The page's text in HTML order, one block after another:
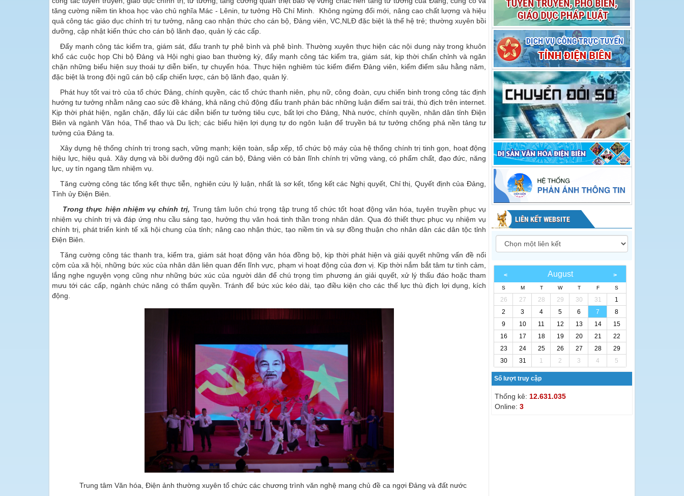
tăng cường niềm tin khoa học vào chủ nghĩa Mác - Lênin, tư tưởng Hồ Chí Minh. Không ngừng đổi mới, nâng cao chất lượng và hiệu
quả công tác giáo dục chính trị tư tưởng, nâng cao nhận thức cho cán bộ, Đảng viên, VC,NLĐ đặc biệt là thế hệ trẻ; thường xuyên bồi
dưỡng, cập nhật kiến thức cho cán bộ lãnh đạo, quản lý các cấp.
Đẩy mạnh công tác kiểm tra, giám sát, đấu tranh tự phê bình và phê bình. Thường xuyên thực hiện các nội dung này trong khuôn
khổ các cuộc họp Chi bộ Đảng và Hội nghị giao ban thường kỳ, đẩy mạnh công tác kiểm tra, giám sát, kịp thời chấn chỉnh và ngăn
chặn những biểu hiện suy thoái tự diễn biến, tự chuyển hóa. Thực hiện nghiêm túc kiểm điểm Đảng viên, kiểm điểm sâu hằng năm,
đặc biệt là trong đội ngũ cán bộ cấp chiến lược, cán bộ lãnh đạo, quản lý.
Phát huy tốt vai trò của tổ chức Đảng, chính quyền, các tổ chức thanh niên, phụ nữ, công đoàn, cựu chiến binh trong công tác định
hướng tư tưởng nhằm nâng cao sức đề kháng, khả năng chủ động đấu tranh phản bác những luận điểm sai trái, thù địch trên internet.
Kịp thời phát hiện, ngăn chặn, đẩy lùi các diễn biến tư tưởng tiêu cực, bất lợi cho Đảng, Nhà nước, chính quyền, nhân dân tỉnh Điện
Biên và ngành Văn hóa, Thể thao và Du lịch; các biểu hiện lợi dụng tự do ngôn luận để truyền bá tư tưởng chống phá nền tảng tư
tưởng của Đảng ta.
Xây dựng hệ thống chính trị trong sạch, vững mạnh; kiện toàn, sắp xếp, tổ chức bộ máy của hệ thống chính trị tinh gọn, hoạt động
hiệu lực, hiệu quả. Xây dựng và bồi dưỡng đội ngũ cán bộ, Đảng viên có bản lĩnh chính trị vững vàng, có phẩm chất, đạo đức, năng
lực, uy tín ngang tầm nhiệm vụ.
Tăng cường công tác tổng kết thực tiễn, nghiên cứu lý luận, nhất là sơ kết, tổng kết các Nghị quyết, Chỉ thị, Quyết định của Đảng,
Tỉnh ủy Điện Biên.
Trong thực hiện nhiệm vụ chính trị, Trung tâm luôn chú trọng tập trung tổ chức tốt hoạt động văn hóa, tuyên truyền phục vụ
nhiệm vụ chính trị và đáp ứng nhu cầu sáng tạo, hưởng thụ văn hoá tinh thần trong nhân dân. Qua đó thiết thực phục vụ nhiệm vụ
chính trị, phát triển kinh tế xã hội chung của tỉnh; nâng cao nhận thức, tạo niềm tin và sự đồng thuận cho nhân dân các dân tộc tỉnh
Điện Biên.
Tăng cường công tác thanh tra, kiểm tra, giám sát hoạt động văn hóa đồng bộ, kịp thời phát hiện và giải quyết những vấn đề nổi
cộm của xã hội, những bức xúc của nhân dân liên quan đến lĩnh vực, phạm vi hoạt động của đơn vị. Kịp thời nắm bắt tâm tư tình cảm,
lắng nghe nguyện vọng cũng như những bức xúc của người dân để chú trọng tìm phương án giải quyết, xử lý thấu đáo hoặc tham
mưu tới các cấp, ngành chức năng có thẩm quyền. Tránh để bức xúc kéo dài, tạo điều kiện cho các thế lực thù địch lợi dụng, kích
động.
Trung tâm Văn hóa, Điện ảnh thường xuyên tổ chức các chương trình văn nghệ mang chủ đề ca ngợi Đảng và đất nước
Hoa Ban năm 2026
hội Hoa Ban năm
2026
LIÊN KẾT WEBSITE
August
S M T W T F S
26 27 28 29 30 31
1
2
3 4 5 6 7
8
9
10 11 12 13 14
15
16
17 18 19 20 21
22
23
24 25 26 27 28
29
30
31 1 2 3 4 5
Số lượt truy cập
Thống kê: 12.631.035
Online: 3